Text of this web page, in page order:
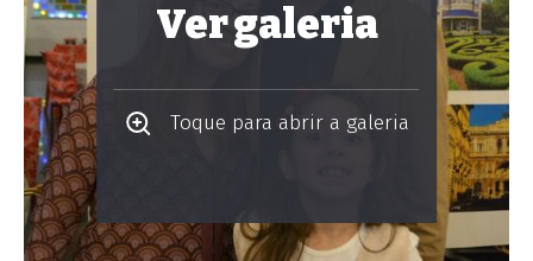
Ver galeria
Toque para abrir a galeria